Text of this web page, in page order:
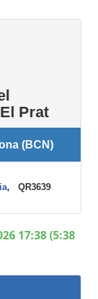
Prat
(BCN)
, QR3639
17:38 (5:38